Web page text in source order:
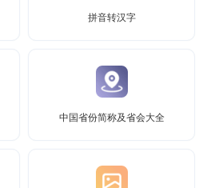
拼音转汉字
中国省份简称及省会大全